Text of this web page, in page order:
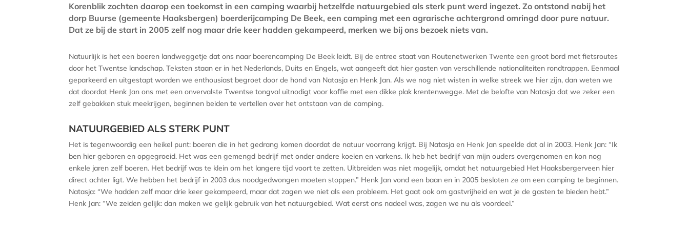
Korenblik zochten daarop een toekomst in een camping waarbij hetzelfde natuurgebied als sterk punt werd ingezet. Zo ontstond nabij het
dorp Buurse (gemeente Haaksbergen) boerderijcamping De Beek, een camping met een agrarische achtergrond omringd door pure natuur.
Dat ze bij de start in 2005 zelf nog maar drie keer hadden gekampeerd, merken we bij ons bezoek niets van.
Natuurlijk is het een boeren landweggetje dat ons naar boerencamping De Beek leidt. Bij de entree staat van Routenetwerken Twente een groot bord met fietsroutes
door het Twentse landschap. Teksten staan er in het Nederlands, Duits en Engels, wat aangeeft dat hier gasten van verschillende nationaliteiten rondtrappen. Eenmaal
geparkeerd en uitgestapt worden we enthousiast begroet door de hond van Natasja en Henk Jan. Als we nog niet wisten in welke streek we hier zijn, dan weten we
dat doordat Henk Jan ons met een onvervalste Twentse tongval uitnodigt voor koffie met een dikke plak krentenwegge. Met de belofte van Natasja dat we zeker een
zelf gebakken stuk meekrijgen, beginnen beiden te vertellen over het ontstaan van de camping.
NATUURGEBIED ALS STERK PUNT
Het is tegenwoordig een heikel punt: boeren die in het gedrang komen doordat de natuur voorrang krijgt. Bij Natasja en Henk Jan speelde dat al in 2003. Henk Jan: “Ik
ben hier geboren en opgegroeid. Het was een gemengd bedrijf met onder andere koeien en varkens. Ik heb het bedrijf van mijn ouders overgenomen en kon nog
enkele jaren zelf boeren. Het bedrijf was te klein om het langere tijd voort te zetten. Uitbreiden was niet mogelijk, omdat het natuurgebied Het Haaksbergerveen hier
direct achter ligt. We hebben het bedrijf in 2003 dus noodgedwongen moeten stoppen.” Henk Jan vond een baan en in 2005 besloten ze om een camping te beginnen.
Natasja: “We hadden zelf maar drie keer gekampeerd, maar dat zagen we niet als een probleem. Het gaat ook om gastvrijheid en wat je de gasten te bieden hebt.”
Henk Jan: “We zeiden gelijk: dan maken we gelijk gebruik van het natuurgebied. Wat eerst ons nadeel was, zagen we nu als voordeel.”